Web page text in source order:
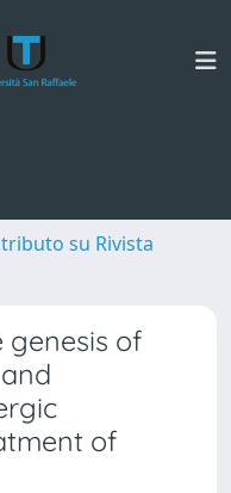
su Rivista
genesis of
of